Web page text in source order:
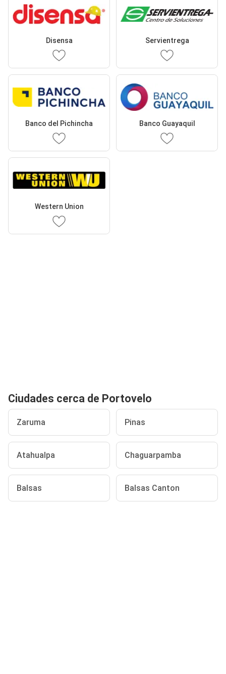
Disensa Servientrega
Banco del Pichincha Banco Guayaquil
Western Union
Ciudades cerca de Portovelo
Zaruma Pinas
Atahualpa Chaguarpamba
Balsas Balsas Canton